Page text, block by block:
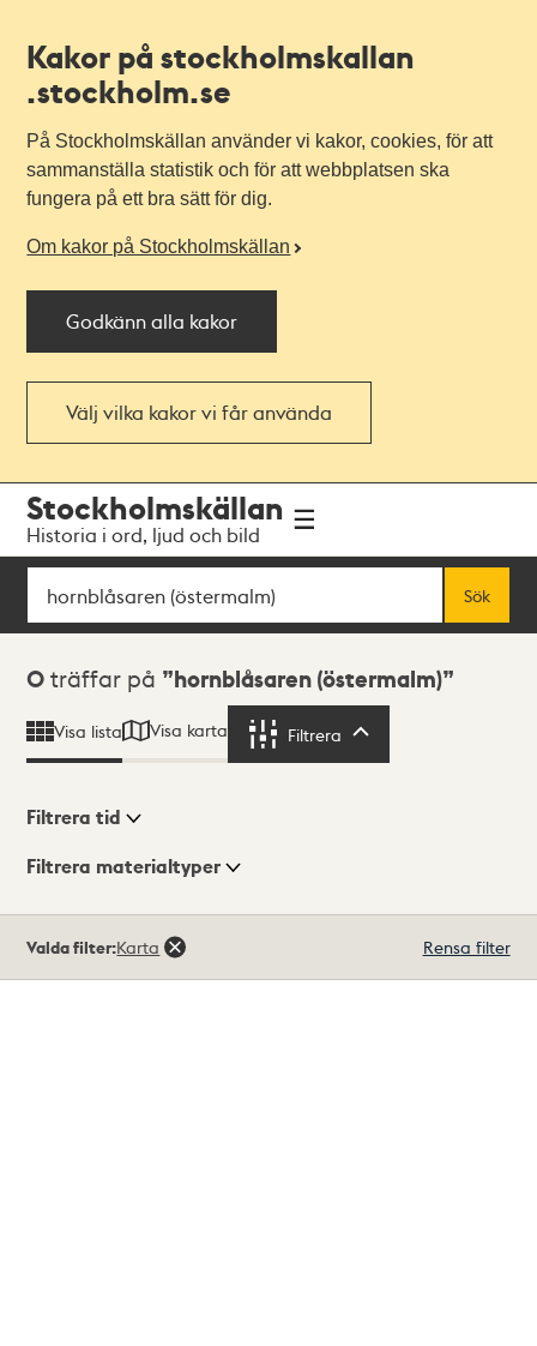
Kakor på stockholmskallan
.stockholm.se
På Stockholmskällan använder vi kakor, cookies, för att
sammanställa statistik och för att webbplatsen ska
fungera på ett bra sätt för dig.
Om kakor på Stockholmskällan
Godkänn alla kakor
Välj vilka kakor vi får använda
navigationen
huvudinnehållet
Stockholmskällan
Historia i ord, ljud och bild
Sök
Sök
Sökresultat
0 träffar på hornblåsaren (östermalm)
Visa lista Visa karta Filtrera
Visningsläge
Filtrera tid
Filtrera materialtyper
träffar
Valda filter:Karta Rensa filter